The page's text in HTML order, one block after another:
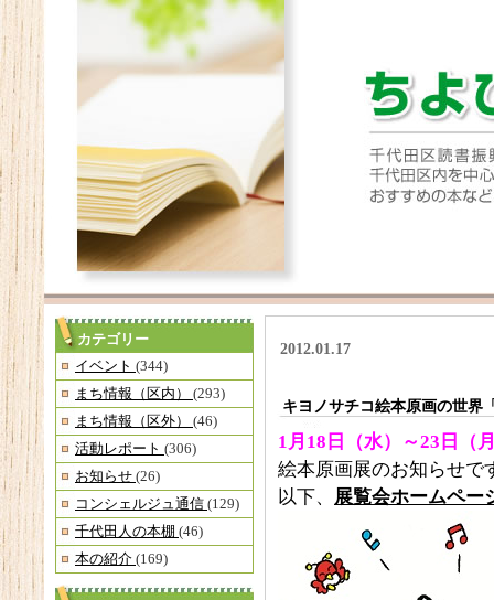
カテゴリー
イベント (344)
まち情報（区内） (293)
まち情報（区外） (46)
活動レポート (306)
お知らせ (26)
コンシェルジュ通信 (129)
千代田人の本棚 (46)
本の紹介 (169)
2012.01.17
キヨノサチコ絵本原画の世界
1月18日（水）～23日（
絵本原画展のお知らせで
以下、 展覧会ホームペー